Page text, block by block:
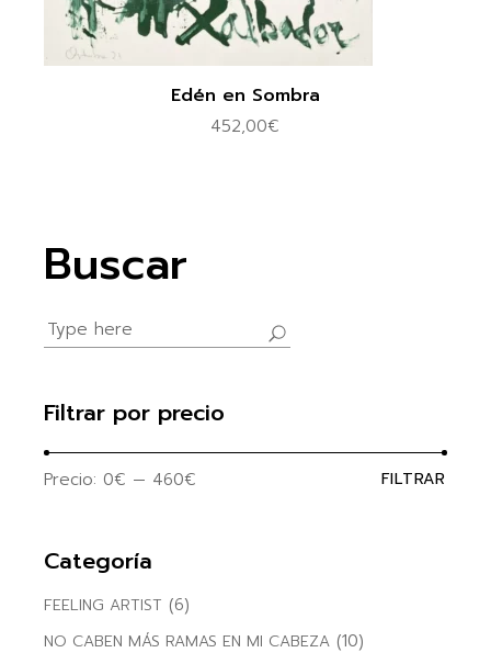
Edén en Sombra
452,00€
Buscar
Search
for:
Filtrar por precio
FILTRAR
Precio: 0€ — 460€
Categoría
FEELING ARTIST (6)
NO CABEN MÁS RAMAS EN MI CABEZA (10)